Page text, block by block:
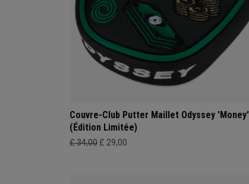
Couvre-Club Putter Maillet Odyssey 'Money'
(Édition Limitée)
£ 34,00 £ 29,00